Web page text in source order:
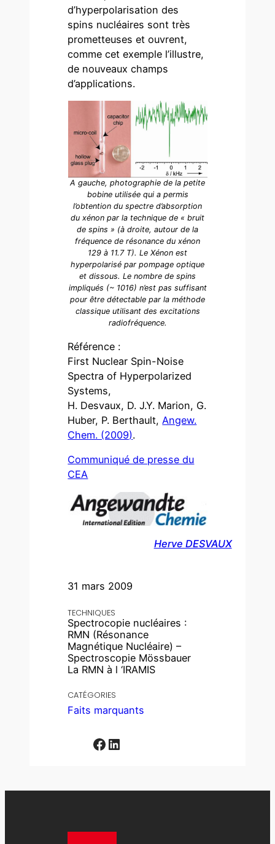
31 mars 2009
TECHNIQUES
Spectrocopie nucléaires :
RMN (Résonance
Magnétique Nucléaire) –
Spectroscopie Mössbauer
La RMN à l ‘IRAMIS
CATÉGORIES
Faits marquants
Facebook LinkedIn
d’hyperpolarisation des
spins nucléaires sont très
prometteuses et ouvrent,
comme cet exemple l’illustre,
de nouveaux champs
d’applications.
A gauche, photographie de la petite
bobine utilisée qui a permis
l’obtention du spectre d’absorption
du xénon par la technique de « bruit
de spins » (à droite, autour de la
fréquence de résonance du xénon
129 à 11.7 T). Le Xénon est
hyperpolarisé par pompage optique
et dissous. Le nombre de spins
impliqués (~ 1016) n’est pas suffisant
pour être détectable par la méthode
classique utilisant des excitations
radiofréquence.
Référence :
First Nuclear Spin-Noise
Spectra of Hyperpolarized
Systems,
H. Desvaux, D. J.Y. Marion, G.
Huber, P. Berthault, Angew.
Chem. (2009).
Communiqué de presse du
CEA
Herve DESVAUX